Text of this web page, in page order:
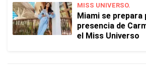
MISS UNIVERSO.
Miami se prepara
presencia de
el Miss Universo